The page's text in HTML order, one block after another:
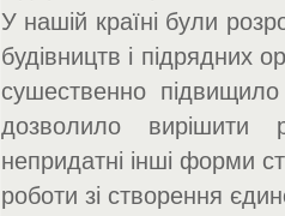
У нашій країні були
будівництв і підрядних
сушественно підвищило
дозволило вирішити
непридатні інші форми
роботи зі створення